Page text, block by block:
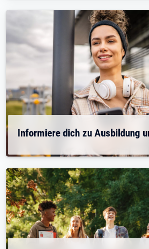
Informiere dich zu Ausbildung